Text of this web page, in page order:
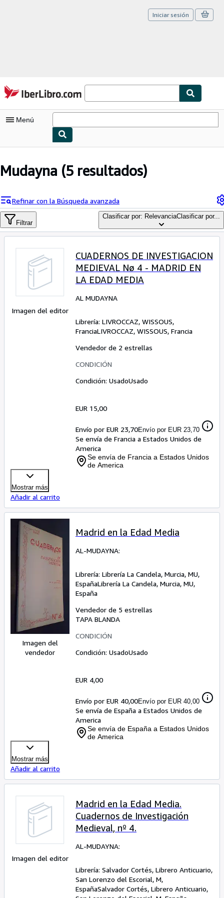
Pasar al contenido principal
IberLibro.com
Iniciar sesión
Menú
Consultar mis pedidos
Búsqueda avanzada
Colecciones
Arte y coleccionismo
Vendedores
Comenzar a vender
Ayuda
CERRAR
Mudayna (5 resultados)
Refinar con la Búsqueda avanzada
Filtrar
Clasificar por: RelevanciaClasificar por...
Imagen del editor
CUADERNOS DE INVESTIGACION
MEDIEVAL Nø 4 - MADRID EN
LA EDAD MEDIA
AL MUDAYNA
Librería: LIVROCCAZ, WISSOUS,
FranciaLIVROCCAZ, WISSOUS, Francia
Vendedor de 2 estrellas
CONDICIÓN
Condición: UsadoUsado
EUR 15,00
Envío por EUR 23,70Envío por EUR 23,70
Se envía de Francia a Estados Unidos de
America
Se envía de Francia a Estados Unidos
de America
Mostrar más
Añadir al carrito
Imagen del
vendedor
Madrid en la Edad Media
AL-MUDAYNA:
Librería: Librería La Candela, Murcia, MU,
EspañaLibrería La Candela, Murcia, MU,
España
Vendedor de 5 estrellas
TAPA BLANDA
CONDICIÓN
Condición: UsadoUsado
EUR 4,00
Envío por EUR 40,00Envío por EUR 40,00
Se envía de España a Estados Unidos de
America
Se envía de España a Estados Unidos
de America
Mostrar más
Añadir al carrito
Imagen del editor
Madrid en la Edad Media.
Cuadernos de Investigación
Medieval, nº 4.
AL-MUDAYNA:
Librería: Salvador Cortés, Librero Anticuario,
San Lorenzo del Escorial, M,
EspañaSalvador Cortés, Librero Anticuario,